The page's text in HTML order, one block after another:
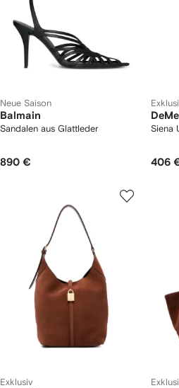
Neue Saison
Balmain
Sandalen aus Glattleder
890 €
Siena
406
Exklusiv